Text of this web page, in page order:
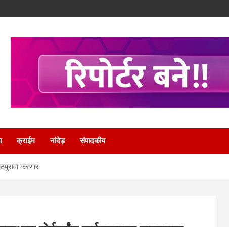
क्राईम नांदेड़ संपादकीय
करणार